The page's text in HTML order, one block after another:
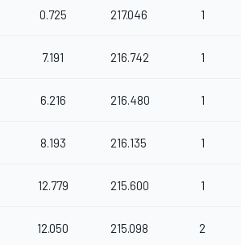
0.725 217.046 1
7.191 216.742 1
6.216 216.480 1
8.193 216.135 1
12.779 215.600 1
12.050 215.098 2